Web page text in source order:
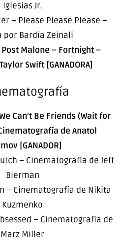
Iglesias Jr.
– Please Please Please –
por Bardia Zeinali
Malone – Fortnight –
Swift [GANADORA]
Can’t Be Friends (Wait for
de Anatol
[GANADOR]
– Cinematografía de Jeff
Bierman
– Cinematografía de Nikita
Kuzmenko
– Cinematografía de
Marz Miller